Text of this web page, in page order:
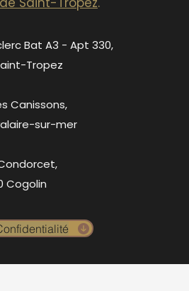
Bat A3 - Apt 330,
Tropez
Canissons,
sur-mer
Cogolin